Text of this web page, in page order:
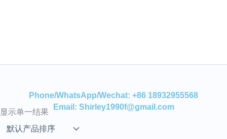
显示单一结果
Phone/WhatsApp/Wechat: +86 18932955568
Email: Shirley1990f@gmail.com